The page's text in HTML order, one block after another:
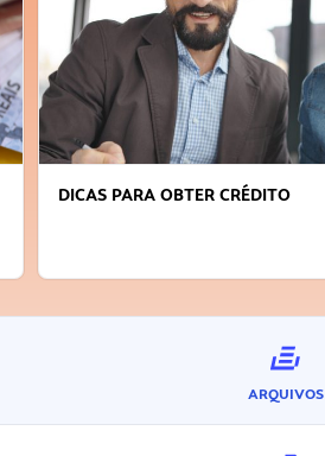
DICAS PARA OBTER CRÉDITO
ARQUIVOS